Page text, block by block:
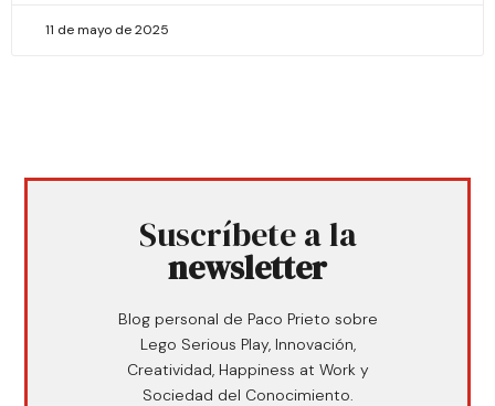
11 de mayo de 2025
Suscríbete a la
newsletter
Blog personal de Paco Prieto sobre
Lego Serious Play, Innovación,
Creatividad, Happiness at Work y
Sociedad del Conocimiento.